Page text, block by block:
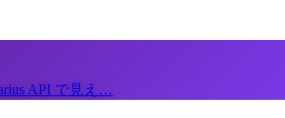
API で見え…